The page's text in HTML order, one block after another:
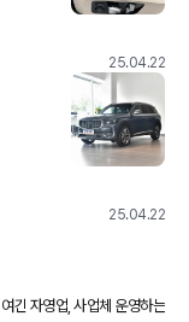
25.04.22
25.04.22